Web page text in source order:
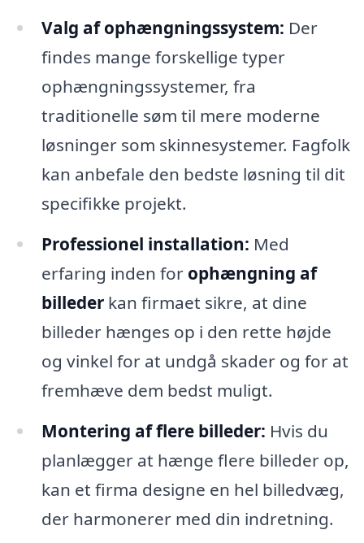
Valg af ophængningssystem: Der
findes mange forskellige typer
ophængningssystemer, fra
traditionelle søm til mere moderne
løsninger som skinnesystemer. Fagfolk
kan anbefale den bedste løsning til dit
specifikke projekt.
Professionel installation: Med
erfaring inden for ophængning af
billederkan firmaet sikre, at dine
billeder hænges op i den rette højde
og vinkel for at undgå skader og for at
fremhæve dem bedst muligt.
Montering af flere billeder: Hvis du
planlægger at hænge flere billeder op,
kan et firma designe en hel billedvæg,
der harmonerer med din indretning.